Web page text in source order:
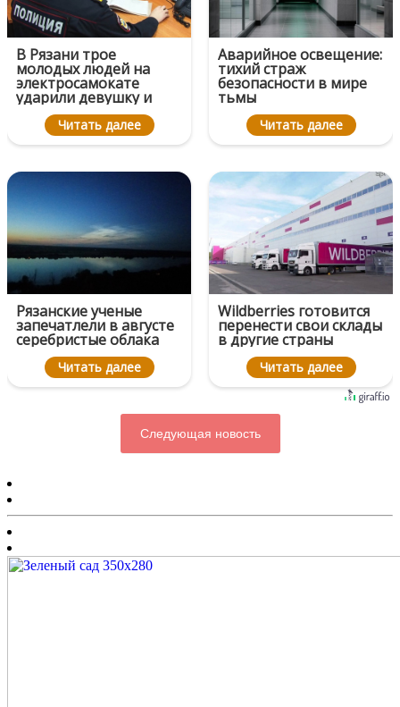
В Рязани трое
молодых людей на
электросамокате
ударили девушку и
скрылись
Читать далее
Аварийное освещение:
тихий страж
безопасности в мире
тьмы
Читать далее
Рязанские ученые
запечатлели в августе
серебристые облака
Читать далее
Wildberries готовится
перенести свои склады
в другие страны
Читать далее
Следующая новость